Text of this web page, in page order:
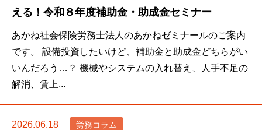
える！令和８年度補助金・助成金セミナー
あかね社会保険労務士法人のあかねゼミナールのご案内
です。 設備投資したいけど、補助金と助成金どちらがい
いんだろう…？ 機械やシステムの入れ替え、人手不足の
解消、賃上...
2026.06.18 労務コラム